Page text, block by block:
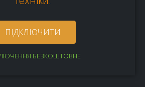
ПІДКЛЮЧИТИ
БЕЗКОШТОВНЕ